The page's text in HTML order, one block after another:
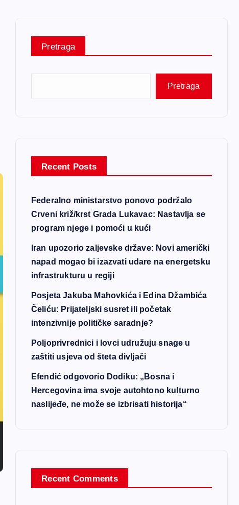
Pretraga
Pretraga
Recent Posts
Federalno ministarstvo ponovo podržalo
Crveni križ/krst Grada Lukavac: Nastavlja se
program njege i pomoći u kući
Iran upozorio zaljevske države: Novi američki
napad mogao bi izazvati udare na energetsku
infrastrukturu u regiji
Posjeta Jakuba Mahovkića i Edina Džambića
Čeliću: Prijateljski susret ili početak
intenzivnije političke saradnje?
Poljoprivrednici i lovci udružuju snage u
zaštiti usjeva od šteta divljači
Efendić odgovorio Dodiku: „Bosna i
Hercegovina ima svoje autohtono kulturno
naslijeđe, ne može se izbrisati historija“
Recent Comments